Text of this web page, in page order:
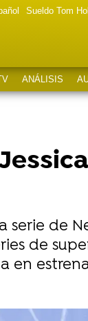
Sueldo Tom
ANÁLISIS
serie de
de
en